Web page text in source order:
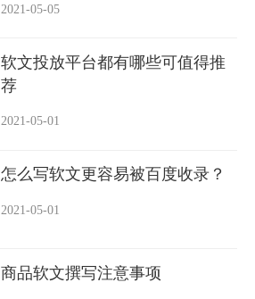
2021-05-05
软文投放平台都有哪些可值得推
荐
2021-05-01
怎么写软文更容易被百度收录？
2021-05-01
商品软文撰写注意事项